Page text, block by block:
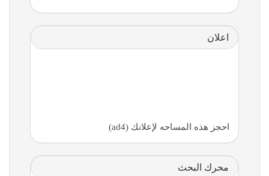
اعلان
احجز هذه المساحه لإعلانك (ad4)
محرك البحث